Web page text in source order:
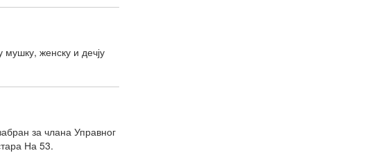
женску и дечју
за члана Управног
На 53.